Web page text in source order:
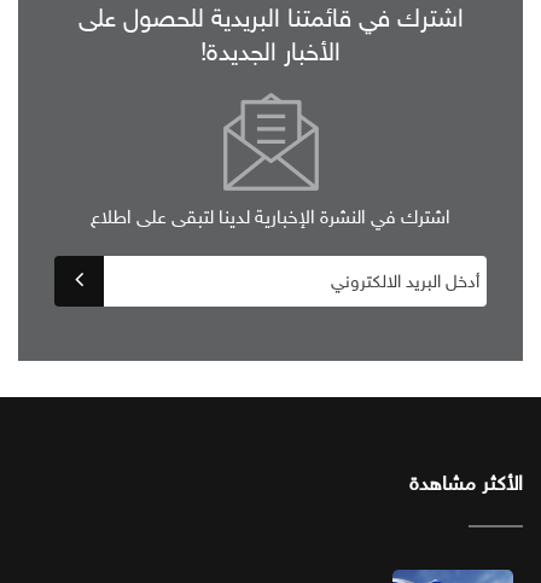
اشترك في قائمتنا البريدية للحصول على
الأخبار الجديدة!
اشترك في النشرة الإخبارية لدينا لتبقى على اطلاع
الأكثر مشاهدة